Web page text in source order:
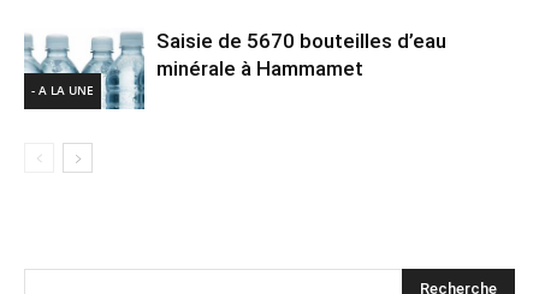
- A LA UNE
Saisie de 5670 bouteilles d’eau
minérale à Hammamet